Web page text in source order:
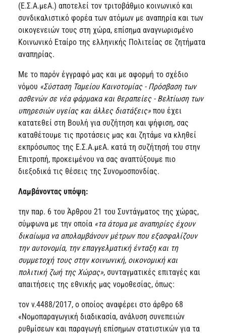
(Ε.Σ.Α.μεΑ.) αποτελεί τον τριτοβάθμιο κοινωνικό και
συνδικαλιστικό φορέα των ατόμων με αναπηρία και των
οικογενειών τους στη χώρα, επίσημα αναγνωρισμένο
Κοινωνικό Εταίρο της ελληνικής Πολιτείας σε ζητήματα
αναπηρίας.
Με το παρόν έγγραφό μας και με αφορμή το σχέδιο
νόμου «Σύσταση Ταμείου Καινοτομίας - Πρόσβαση των
ασθενών σε νέα φάρμακα και θεραπείες - Βελτίωση των
υπηρεσιών υγείας και άλλες διατάξεις»που έχει
κατατεθεί στη Βουλή για συζήτηση και ψήφιση, σας
καταθέτουμε τις προτάσεις μας και ζητάμε να κληθεί
εκπρόσωπος της Ε.Σ.Α.μεΑ. κατά τη συζήτησή του στην
Επιτροπή, προκειμένου να σας αναπτύξουμε πιο
διεξοδικά τις θέσεις της Συνομοσπονδίας.
Λαμβάνοντας υπόψη:
την παρ. 6 του Άρθρου 21 του Συντάγματος της χώρας,
σύμφωνα με την οποία «τα άτομα με αναπηρίες έχουν
δικαίωμα να απολαμβάνουν μέτρων που εξασφαλίζουν
την αυτονομία, την επαγγελματική ένταξη και τη
συμμετοχή τους στην κοινωνική, οικονομική και
πολιτική ζωή της Χώρας», συνταγματικές επιταγές και
απαιτήσεις της εθνικής μας νομοθεσίας, όπως:
τον ν.4488/2017, ο οποίος αναφέρει στο άρθρο 68
«Νομοπαραγωγική διαδικασία, ανάλυση συνεπειών
ρυθμίσεων και παραγωγή επίσημων στατιστικών για τα